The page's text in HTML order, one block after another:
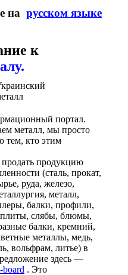
на русском языке
к
портал.
металл, мы просто
тем, кто этим
продукцию
(сталь, прокат,
руда, железо,
металл,
балки, профили,
слябы, блюмы,
балки, кремний,
металлы, медь,
вольфрам, литье) в
здесь —
board . Это